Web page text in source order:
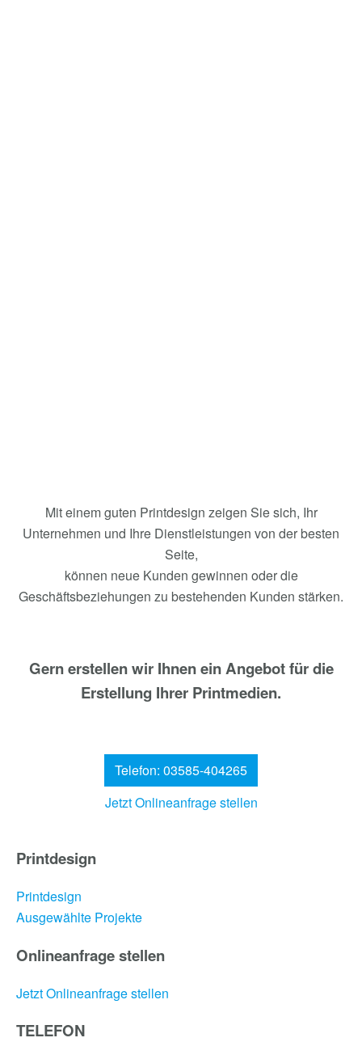
Mit einem guten Printdesign zeigen Sie sich, Ihr
Unternehmen und Ihre Dienstleistungen von der besten
Seite,
können neue Kunden gewinnen oder die
Geschäftsbeziehungen zu bestehenden Kunden stärken.
Gern erstellen wir Ihnen ein Angebot für die
Erstellung Ihrer Printmedien.
Telefon: 03585-404265
Jetzt Onlineanfrage stellen
Printdesign
Printdesign
Ausgewählte Projekte
Onlineanfrage stellen
Jetzt Onlineanfrage stellen
TELEFON